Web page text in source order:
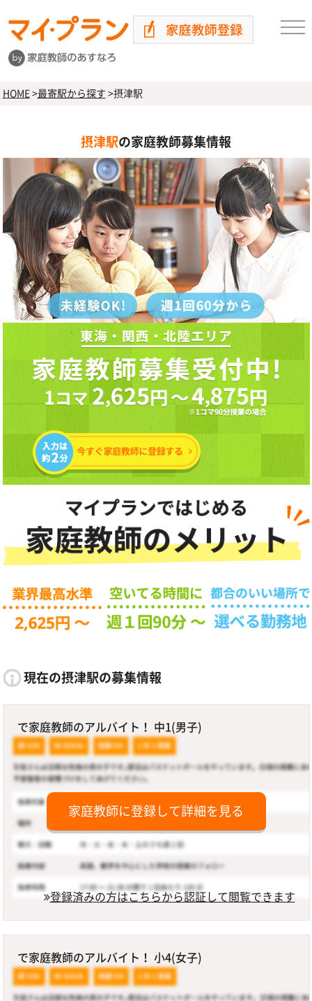
HOME>最寄駅から探す >摂津駅
摂津駅の家庭教師募集情報
現在の摂津駅の募集情報
で家庭教師のアルバイト！ 中1(男子)
家庭教師に登録して詳細を見る
登録済みの方はこちらから認証して閲覧できます
で家庭教師のアルバイト！ 小4(女子)